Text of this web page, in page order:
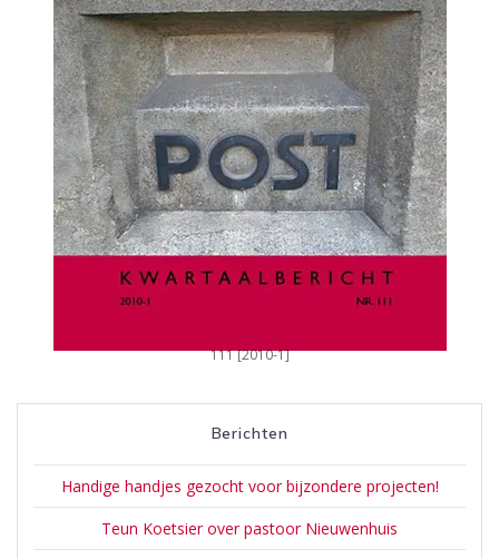
111 [2010-1]
Berichten
Handige handjes gezocht voor bijzondere projecten!
Teun Koetsier over pastoor Nieuwenhuis